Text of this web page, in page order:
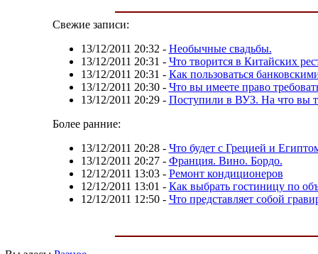
Свежие записи:
13/12/2011 20:32 - Необычные свадьбы.
13/12/2011 20:31 - Что творится в Китайских
13/12/2011 20:31 - Как пользоваться
13/12/2011 20:30- Что вы имеете право
13/12/2011 20:29- Поступили в ВУЗ. На что вы
Более ранние:
13/12/2011 20:28- Что будет с Грецией и
13/12/2011 20:27- Франция. Вино. Бордо.
12/12/2011 13:03- Ремонт кондиционеров
12/12/2011 13:01 - Как выбрать гостиницу по
12/12/2011 12:50- Что представляет собой